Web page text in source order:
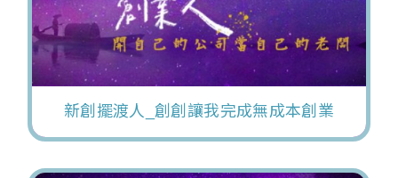
新創擺渡人_創創讓我完成無成本創業